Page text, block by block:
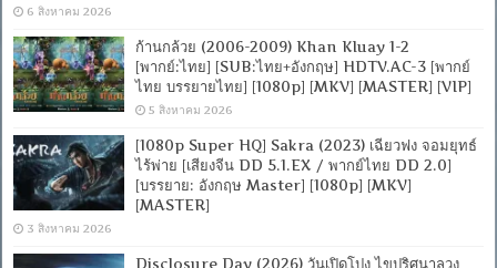
6 สิงหาคม 2026
ก้านกล้วย (2006-2009) Khan Kluay 1-2
[พากย์:ไทย] [SUB:ไทย+อังกฤษ] HDTV.AC-3 [พากย์
ไทย บรรยายไทย] [1080p] [MKV] [MASTER] [VIP]
5 สิงหาคม 2026
[1080p Super HQ] Sakra (2023) เฉียวฟง จอมยุทธ์
ไร้พ่าย [เสียงจีน DD 5.1.EX / พากย์ไทย DD 2.0]
[บรรยาย: อังกฤษ Master] [1080p] [MKV]
[MASTER]
3 สิงหาคม 2026
Disclosure Day (2026) วันเปิดโปง ไขปริศนาลวง